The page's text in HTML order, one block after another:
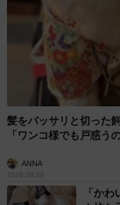
髪をバッサリと切った
「ワンコ様でも戸惑う
ANNA
2026.08.06
「か